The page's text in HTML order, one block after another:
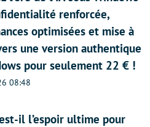
renforcée,
optimisées et mise à
une version authentique
pour seulement 22 € !
08:48
il l’espoir ultime pour